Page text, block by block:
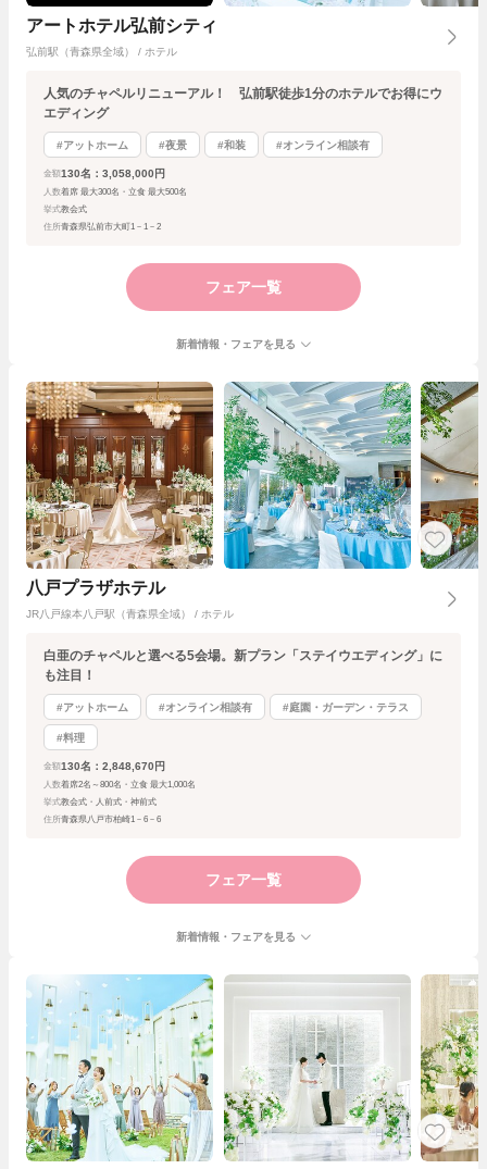
アートホテル弘前シティ
弘前駅（青森県全域） / ホテル
人気のチャペルリニューアル！ 弘前駅徒歩1分のホテルでお得にウ
エディング
#アットホーム #夜景 #和装 #オンライン相談有
金額 130名：3,058,000円
人数着席 最大300名・立食 最大500名
挙式教会式
住所青森県弘前市大町1－1－2
フェア一覧
新着情報・フェアを見る
八戸プラザホテル
JR八戸線本八戸駅（青森県全域） / ホテル
白亜のチャペルと選べる5会場。新プラン「ステイウエディング」に
も注目！
#アットホーム #オンライン相談有 #庭園・ガーデン・テラス
#料理
金額 130名：2,848,670円
人数着席2名～800名・立食 最大1,000名
挙式教会式・人前式・神前式
住所青森県八戸市柏崎1－6－6
フェア一覧
新着情報・フェアを見る